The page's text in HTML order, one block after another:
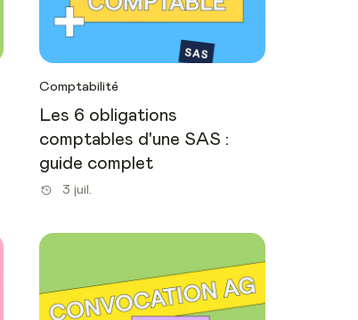
Comptabilité
Les 6 obligations
comptables d'une SAS :
guide complet
3 juil.